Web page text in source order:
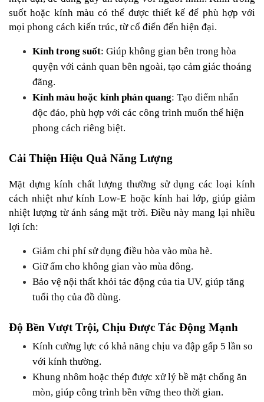
suốt hoặc kính màu có thể được thiết kế để phù hợp với
mọi phong cách kiến trúc, từ cổ điển đến hiện đại.
Kính trong suốt: Giúp không gian bên trong hòa
quyện với cảnh quan bên ngoài, tạo cảm giác thoáng
đãng.
Kính màu hoặc kính phản quang: Tạo điểm nhấn
độc đáo, phù hợp với các công trình muốn thể hiện
phong cách riêng biệt.
Cải Thiện Hiệu Quả Năng Lượng
Mặt dựng kính chất lượng thường sử dụng các loại kính
cách nhiệt như kính Low-E hoặc kính hai lớp, giúp giảm
nhiệt lượng từ ánh sáng mặt trời. Điều này mang lại nhiều
lợi ích:
Giảm chi phí sử dụng điều hòa vào mùa hè.
Giữ ấm cho không gian vào mùa đông.
Bảo vệ nội thất khỏi tác động của tia UV, giúp tăng
tuổi thọ của đồ dùng.
Độ Bền Vượt Trội, Chịu Được Tác Động Mạnh
Kính cường lực có khả năng chịu va đập gấp 5 lần so
với kính thường.
Khung nhôm hoặc thép được xử lý bề mặt chống ăn
mòn, giúp công trình bền vững theo thời gian.